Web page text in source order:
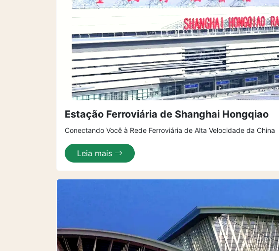
Estação Ferroviária de Shanghai Hongqiao
Conectando Você à Rede Ferroviária de Alta Velocidade da China
Leia mais